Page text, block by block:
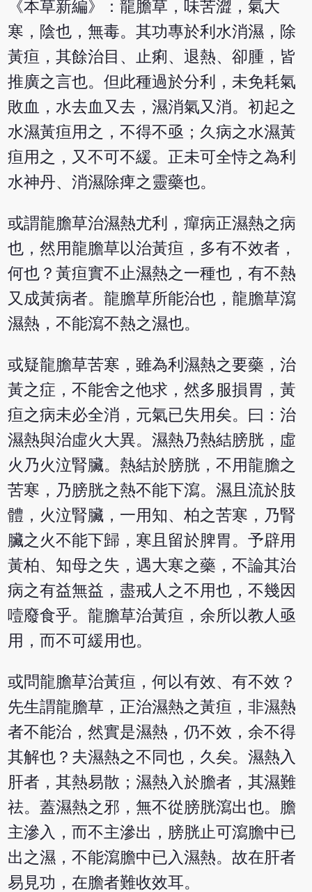
《本草新編》：龍膽草，味苦澀，氣大
寒，陰也，無毒。其功專於利水消濕，除
黃疸，其餘治目、止痢、退熱、卻腫，皆
推廣之言也。但此種過於分利，未免耗氣
敗血，水去血又去，濕消氣又消。初起之
水濕黃疸用之，不得不亟；久病之水濕黃
疸用之，又不可不緩。正未可全恃之為利
水神丹、消濕除痺之靈藥也。
或謂龍膽草治濕熱尤利，癉病正濕熱之病
也，然用龍膽草以治黃疸，多有不效者，
何也？黃疸實不止濕熱之一種也，有不熱
又成黃病者。龍膽草所能治也，龍膽草瀉
濕熱，不能瀉不熱之濕也。
或疑龍膽草苦寒，雖為利濕熱之要藥，治
黃之症，不能舍之他求，然多服損胃，黃
疸之病未必全消，元氣已失用矣。曰：治
濕熱與治虛火大異。濕熱乃熱結膀胱，虛
火乃火泣腎臟。熱結於膀胱，不用龍膽之
苦寒，乃膀胱之熱不能下瀉。濕且流於肢
體，火泣腎臟，一用知、柏之苦寒，乃腎
臟之火不能下歸，寒且留於脾胃。予辟用
黃柏、知母之失，遇大寒之藥，不論其治
病之有益無益，盡戒人之不用也，不幾因
噎廢食乎。龍膽草治黃疸，余所以教人亟
用，而不可緩用也。
或問龍膽草治黃疸，何以有效、有不效？
先生謂龍膽草，正治濕熱之黃疸，非濕熱
者不能治，然實是濕熱，仍不效，余不得
其解也？夫濕熱之不同也，久矣。濕熱入
肝者，其熱易散；濕熱入於膽者，其濕難
祛。蓋濕熱之邪，無不從膀胱瀉出也。膽
主滲入，而不主滲出，膀胱止可瀉膽中已
出之濕，不能瀉膽中已入濕熱。故在肝者
易見功，在膽者難收效耳。